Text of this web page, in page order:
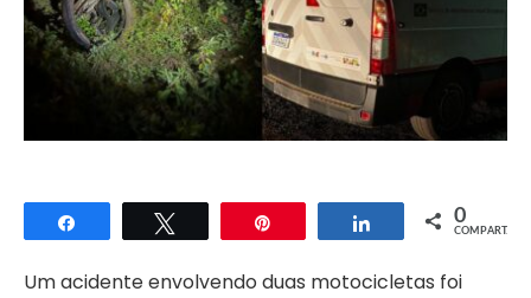
Compartilhar Compartilhar
0
COMPART.
Um acidente envolvendo duas motocicletas foi